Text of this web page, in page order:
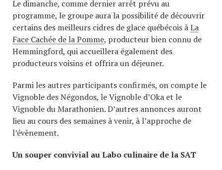
Le dimanche, comme dernier arrêt prévu au
programme, le groupe aura la possibilité de découvrir
certains des meilleurs cidres de glace québécois àLa
Face Cachée de la Pomme, producteur bien connu de
Hemmingford, qui accueillera également des
producteurs voisins et offrira un déjeuner.
Parmi les autres participants confirmés, on compte le
Vignoble des Négondos, le Vignoble d’Oka et le
Vignoble du Marathonien. D’autres annonces auront
lieu au cours des semaines à venir, à l’approche de
l’évènement.
Un souper convivial au Labo culinaire de la SAT